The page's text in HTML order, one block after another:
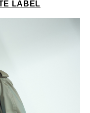
LABEL